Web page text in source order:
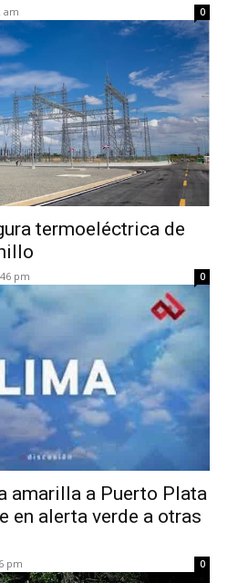
am 0
termoeléctrica de
pm 0
amarilla a Puerto Plata
en alerta verde a otras
pm 0